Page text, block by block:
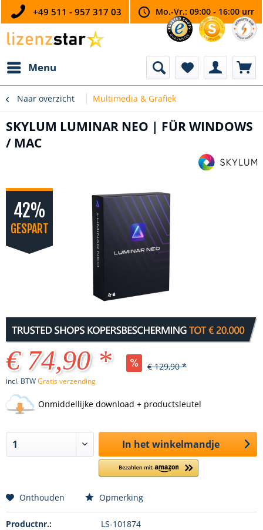
+49 511 - 957 317 03 Mo.-Vr.: 09:00 - 16:00 urr
Menu
Naar overzicht Multimedia & Grafiek
SKYLUM LUMINAR NEO | FÜR WINDOWS
/ MAC
42%
GESPART
€ 74,90 * € 129,90 *
incl. BTWGratis verzending
Onmiddellijke download + productsleutel
In het winkelmandje
Onthouden Opmerking
Productnr.:
LS-101874